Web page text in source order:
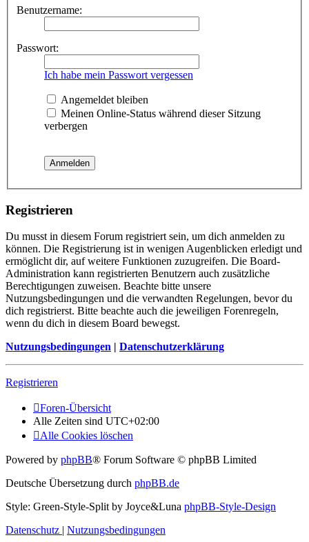
Benutzername:
Passwort:
Ich habe mein Passwort vergessen
Angemeldet bleiben
Meinen Online-Status während dieser Sitzung
verbergen
Registrieren
Du musst in diesem Forum registriert sein, um dich anmelden zu
können. Die Registrierung ist in wenigen Augenblicken erledigt und
ermöglicht dir, auf weitere Funktionen zuzugreifen. Die Board-
Administration kann registrierten Benutzern auch zusätzliche
Berechtigungen zuweisen. Beachte bitte unsere
Nutzungsbedingungen und die verwandten Regelungen, bevor du
dich registrierst. Bitte beachte auch die jeweiligen Forenregeln,
wenn du dich in diesem Board bewegst.
Nutzungsbedingungen | Datenschutzerklärung
Registrieren
Foren-Übersicht
Alle Zeiten sind UTC+02:00
Alle Cookies löschen
Powered by phpBB® Forum Software © phpBB Limited
Deutsche Übersetzung durch phpBB.de
Style: Green-Style-Split by Joyce&Luna phpBB-Style-Design
Datenschutz | Nutzungsbedingungen